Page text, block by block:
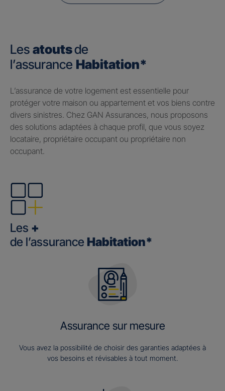
Les atoutsde
l’assurance Habitation*
​L’assurance de votre logement est essentielle pour
protéger votre maison ou appartement et vos biens contre
divers sinistres. Chez GAN Assurances, nous proposons
des solutions adaptées à chaque profil, que vous soyez
locataire, propriétaire occupant ou propriétaire non
occupant.
Les +
de l’assurance Habitation*
Assurance sur mesure
Vous avez la possibilité de choisir des garanties adaptées à
vos besoins et révisables à tout moment.